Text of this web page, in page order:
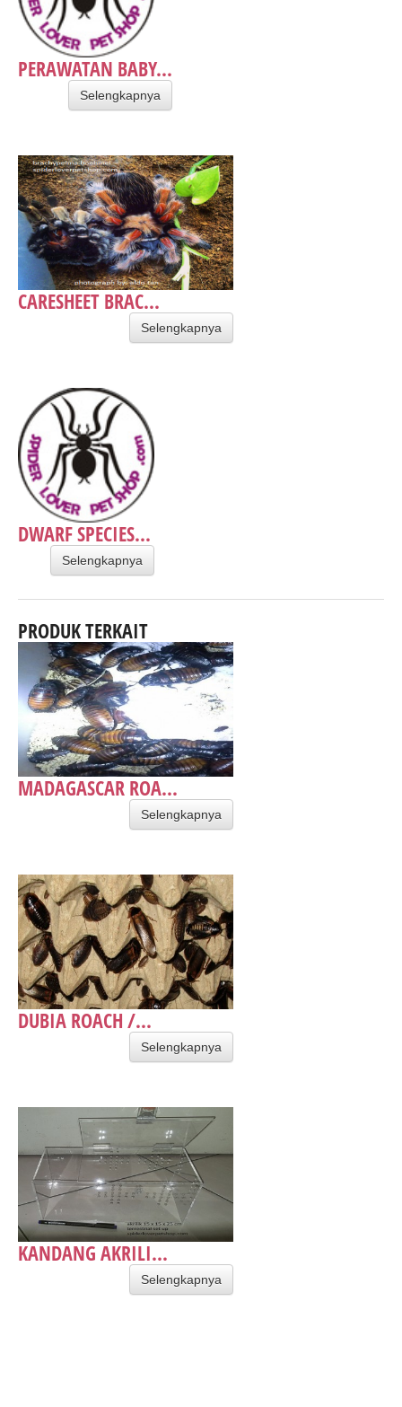
PERAWATAN BABY...
Selengkapnya
CARESHEET BRAC...
Selengkapnya
DWARF SPECIES...
Selengkapnya
PRODUK TERKAIT
MADAGASCAR ROA...
Selengkapnya
DUBIA ROACH /...
Selengkapnya
KANDANG AKRILI...
Selengkapnya